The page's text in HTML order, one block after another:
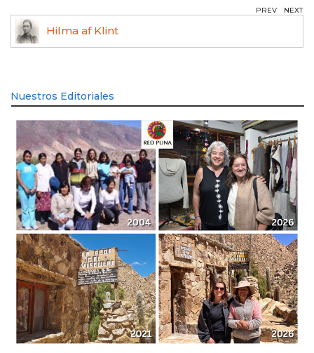
Hilma af Klint
PREV NEXT
Nuestros Editoriales